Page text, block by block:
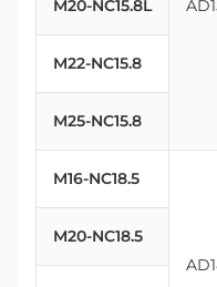
M20-NC15.8L
M22-NC15.8
M25-NC15.8
M16-NC18.5
M20-NC18.5